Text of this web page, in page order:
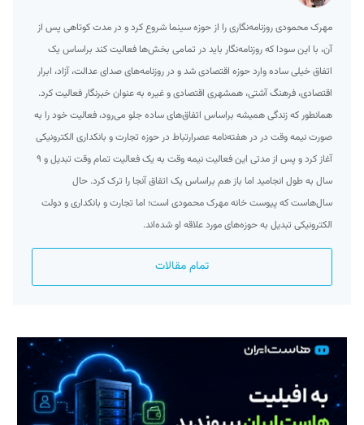
مهرک محمودی روزنامه‌نگاری را از حوزه سینما شروع کرد و در مدت کوتاهی پس از
آن، با این سودا که روزنامه‌نگار باید در تمامی بخش‌ها فعالیت کند براساس یک
اتفاق خیلی ساده وارد حوزه اقتصادی شد و در روزنامه‌های صدای عدالت، آزاد، ابرار
اقتصادی، فرهنگ آشتی، همشهری اقتصادی و غیره به عنوان خبرنگار فعالیت کرد.
همانطور که زندگی همیشه براساس اتفاق‌های ساده جلو می‌رود، فعالیت خود را به
صورت نیمه وقت در در هفته‌نامه عصرارتباط در حوزه تجارت و بانکداری الکترونیکی
آغاز کرد و پس از مدتی این فعالیت نیمه وقت به یک فعالیت تمام وقت تبدیل و ۹
سال به طول انجامید اما باز هم براساس یک اتفاق آنجا را ترک کرد. حال
سال‌هاست که پیوست خانه مهرک محمودی است؛ اما تجارت و بانکداری و دولت
الکترونیکی تبدیل به حوزه‌های مورد علاقه او شده‌اند.
تمام مقالات